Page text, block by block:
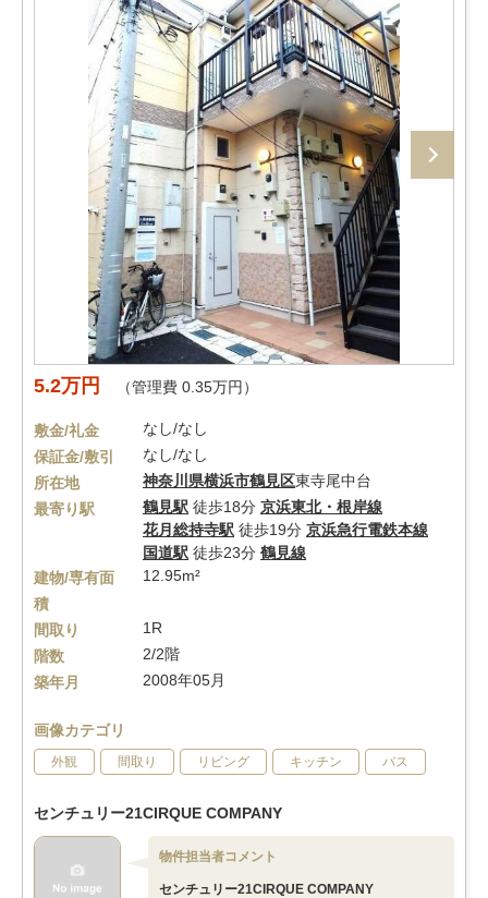
5.2万円 （管理費 0.35万円）
敷金/礼金
なし/なし
保証金/敷引
なし/なし
所在地
神奈川県横浜市鶴見区東寺尾中台
最寄り駅
鶴見駅 徒歩18分 京浜東北・根岸線
花月総持寺駅 徒歩19分 京浜急行電鉄本線
国道駅 徒歩23分 鶴見線
建物/専有面
積
12.95m²
間取り
1R
階数
2/2階
築年月
2008年05月
画像カテゴリ
外観 間取り リビング キッチン バス
センチュリー21CIRQUE COMPANY
物件担当者コメント
センチュリー21CIRQUE COMPANY